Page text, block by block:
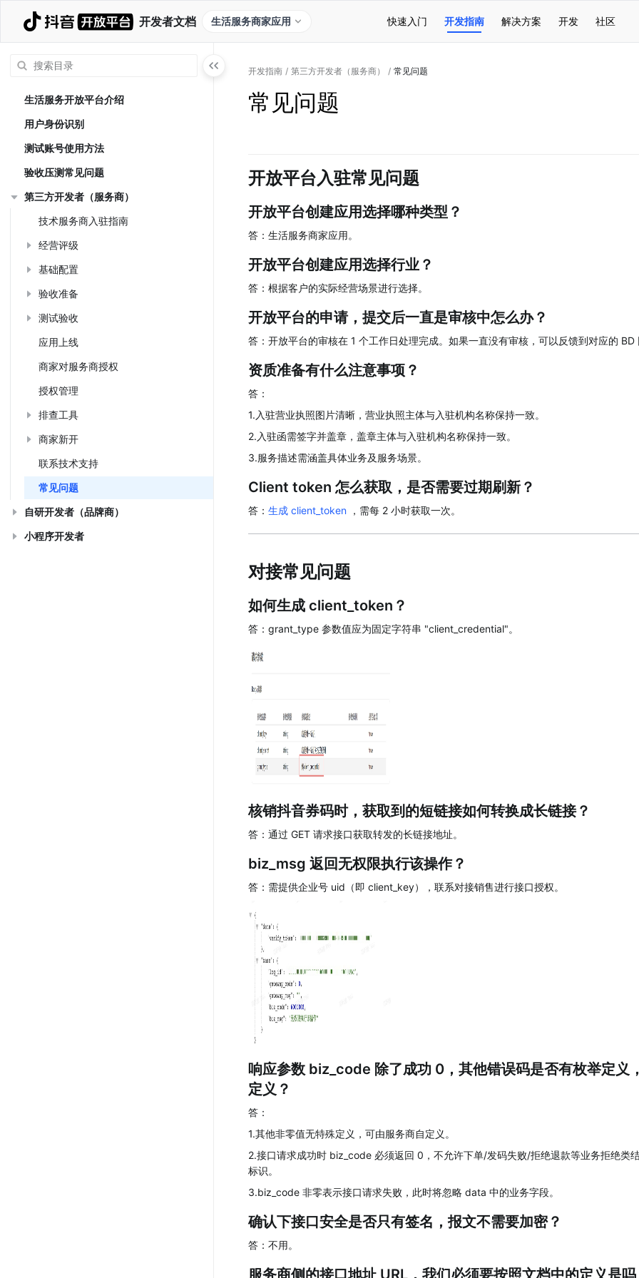
开发者文档 生活服务商家应用 快速入门 开发指南 解决方案 开发 社区
生活服务开放平台介绍
用户身份识别
测试账号使用方法
验收压测常见问题
第三方开发者（服务商）
技术服务商入驻指南
经营评级
基础配置
验收准备
测试验收
应用上线
商家对服务商授权
授权管理
排查工具
商家新开
联系技术支持
常见问题
自研开发者（品牌商）
小程序开发者
开发指南 / 第三方开发者（服务商） / 常见问题
常见问题
开放平台入驻常见问题
开放平台创建应用选择哪种类型？
答：生活服务商家应用。
开放平台创建应用选择行业？
答：根据客户的实际经营场景进行选择。
开放平台的申请，提交后一直是审核中怎么办？
答：开放平台的审核在 1 个工作日处理完成。如果一直没有审核，可以反馈到对应的 BD
资质准备有什么注意事项？
答：
1.入驻营业执照图片清晰，营业执照主体与入驻机构名称保持一致。
2.入驻函需签字并盖章，盖章主体与入驻机构名称保持一致。
3.服务描述需涵盖具体业务及服务场景。
Client token 怎么获取，是否需要过期刷新？
答： 生成 client_token ，需每 2 小时获取一次。
对接常见问题
如何生成 client_token？
答：grant_type 参数值应为固定字符串 "client_credential"。
核销抖音券码时，获取到的短链接如何转换成长链接？
答：通过 GET 请求接口获取转发的长链接地址。
biz_msg 返回无权限执行该操作？
答：需提供企业号 uid（即 client_key），联系对接销售进行接口授权。
响应参数 biz_code 除了成功 0，其他错误码是否有枚举定义
定义？
答：
1.其他非零值无特殊定义，可由服务商自定义。
2.接口请求成功时 biz_code 必须返回 0，不允许下单/发码失败/拒绝退款等业务拒绝类
标识。
3.biz_code 非零表示接口请求失败，此时将忽略 data 中的业务字段。
确认下接口安全是否只有签名，报文不需要加密？
答：不用。
服务商侧的接口地址 URL，我们必须要按照文档中的定义是